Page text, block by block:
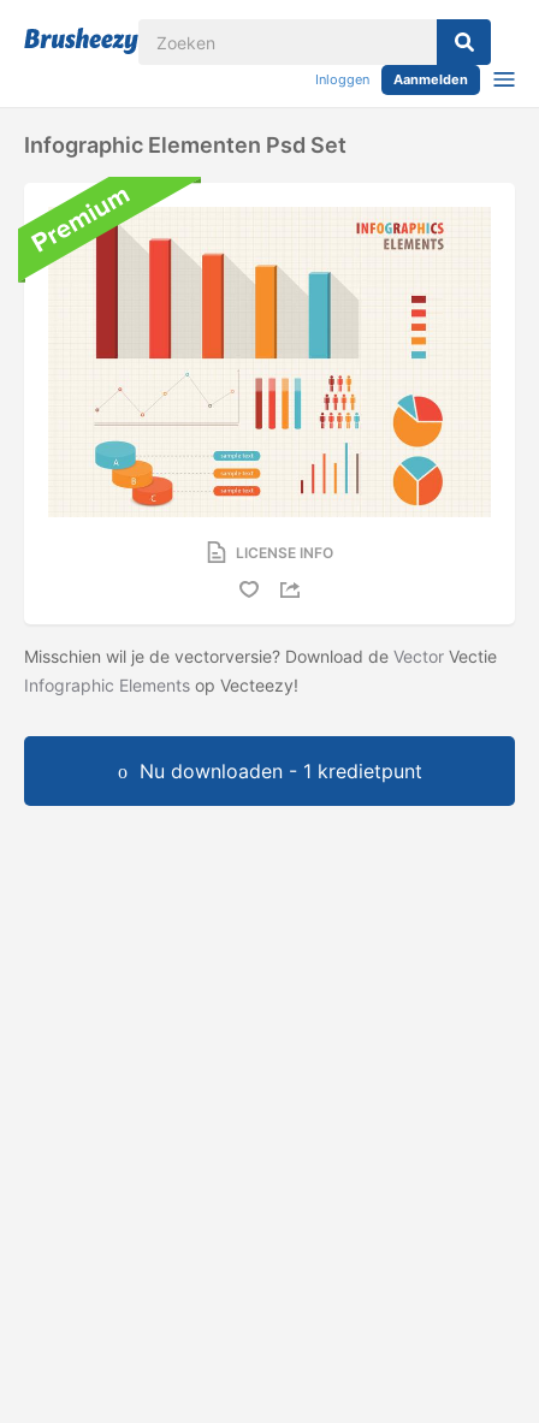
Inloggen Aanmelden
Infographic Elementen Psd Set
LICENSE INFO
Misschien wil je de vectorversie? Download de Vector Vectie
Infographic Elements op Vecteezy!
Nu downloaden - 1 kredietpunt